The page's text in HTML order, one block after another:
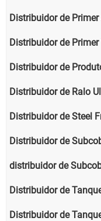
Distribuidor de
Distribuidor de Primer
Distribuidor de
Distribuidor de Ralo
Distribuidor de Steel
Distribuidor de
distribuidor de
Distribuidor de
Distribuidor de